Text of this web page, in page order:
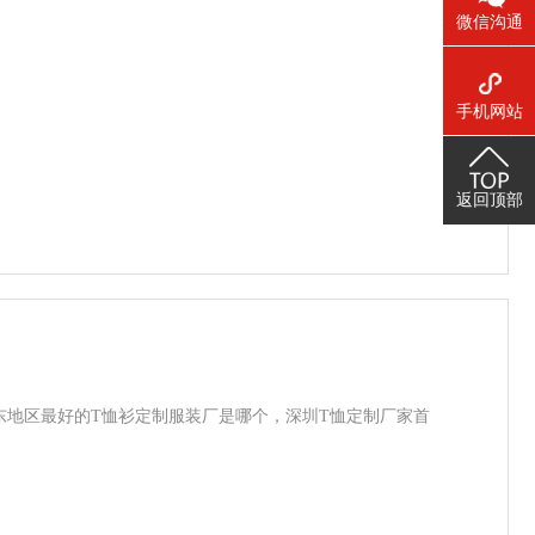
区最好的T恤衫定制服装厂是哪个，深圳T恤定制厂家首
微信沟通
手机网站
返回顶部